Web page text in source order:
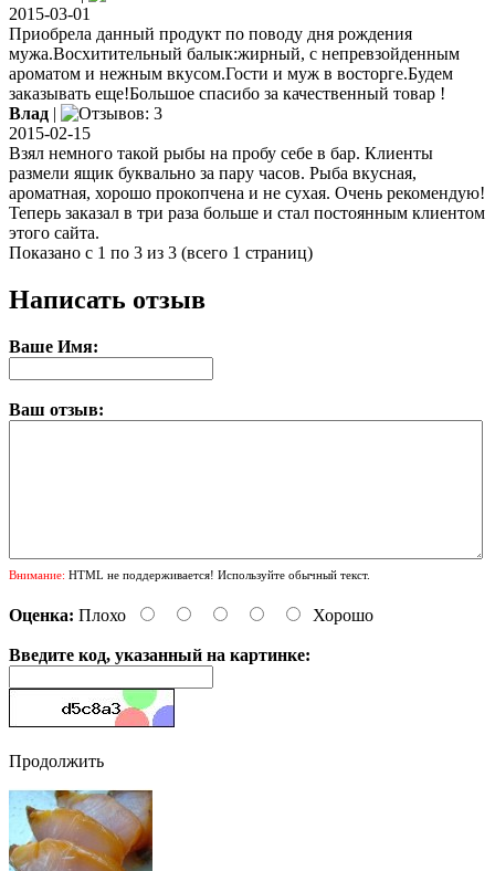
2015-03-01
Приобрела данный продукт по поводу дня рождения
мужа.Восхитительный балык:жирный, с непревзойденным
ароматом и нежным вкусом.Гости и муж в восторге.Будем
заказывать еще!Большое спасибо за качественный товар !
Влад |
2015-02-15
Взял немного такой рыбы на пробу себе в бар. Клиенты
размели ящик буквально за пару часов. Рыба вкусная,
ароматная, хорошо прокопчена и не сухая. Очень рекомендую!
Теперь заказал в три раза больше и стал постоянным клиентом
этого сайта.
Показано с 1 по 3 из 3 (всего 1 страниц)
Написать отзыв
Ваше Имя:
Ваш отзыв:
Внимание: HTML не поддерживается! Используйте обычный текст.
Оценка: Плохо Хорошо
Введите код, указанный на картинке:
Продолжить